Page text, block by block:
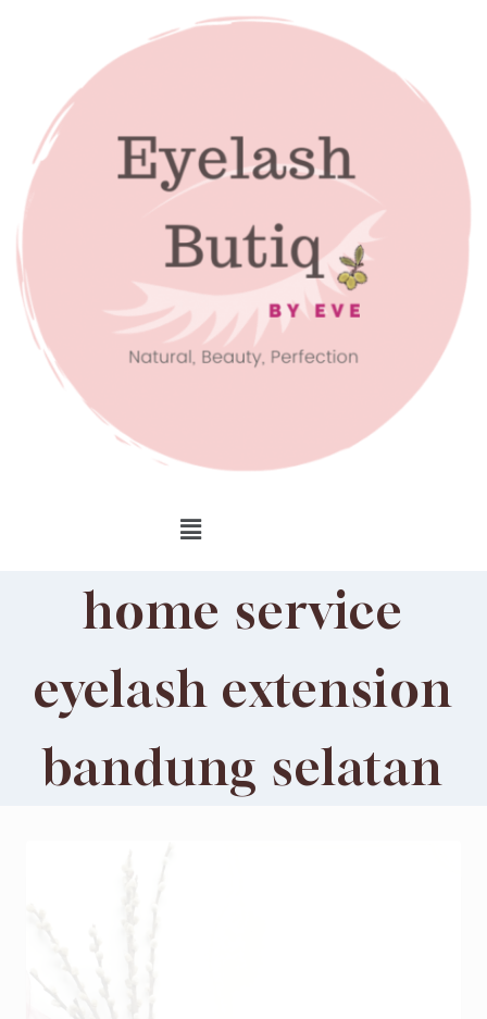
home service
eyelash extension
bandung selatan